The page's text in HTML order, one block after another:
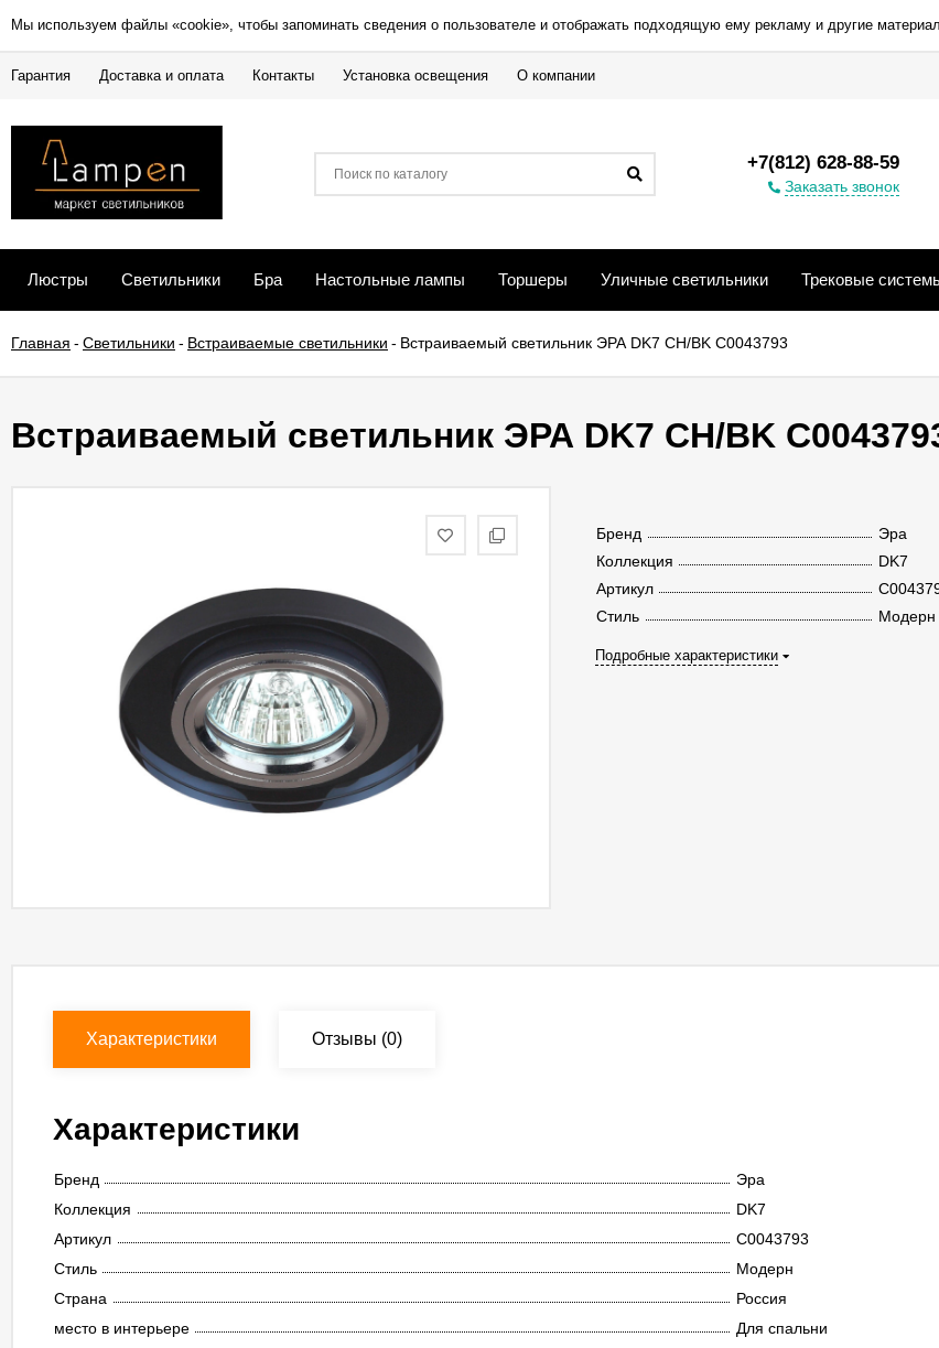
Мы используем файлы «cookie», чтобы запоминать сведения о пользователе и отображать подходящую ему рекламу и другие
Гарантия Доставка и оплата Контакты Установка освещения О компании
+7(812) 628-88-59
Заказать звонок
Люстры Светильники Бра Настольные лампы Торшеры Уличные светильники Трековые
Главная - Светильники - Встраиваемые светильники - Встраиваемый светильник ЭРА DK7 CH/BK C0043793
Встраиваемый светильник ЭРА DK7 CH/BK
Бренд
Эра
Коллекция
DK7
Артикул
Стиль
Модерн
Подробные характеристики
Характеристики Отзывы (0)
Характеристики
Бренд
Эра
Коллекция
DK7
Артикул
C0043793
Стиль
Модерн
Страна
Россия
место в интерьере
Для спальни